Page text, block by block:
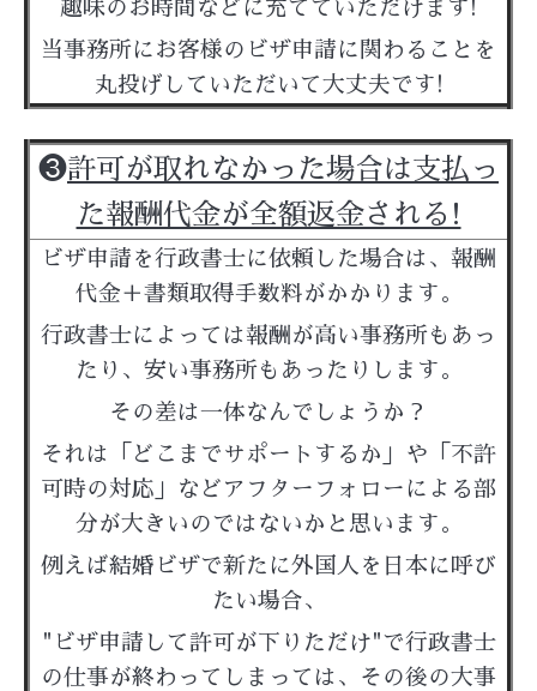
趣味のお時間などに充てていただけます!
当事務所にお客様のビザ申請に関わることを
丸投げしていただいて大丈夫です!
❸許可が取れなかった場合は支払っ
た報酬代金が全額返金される!
ビザ申請を行政書士に依頼した場合は、報酬
代金＋書類取得手数料がかかります。
行政書士によっては報酬が高い事務所もあっ
たり、安い事務所もあったりします。
その差は一体なんでしょうか？
それは「どこまでサポートするか」や「不許
可時の対応」などアフターフォローによる部
分が大きいのではないかと思います。
例えば結婚ビザで新たに外国人を日本に呼び
たい場合、
"ビザ申請して許可が下りただけ"で行政書士
の仕事が終わってしまっては、その後の大事